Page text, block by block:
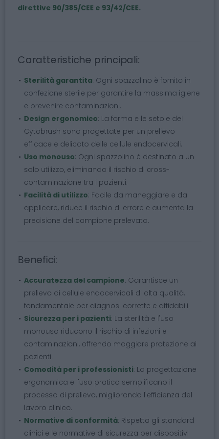
direttive 90/385/CEE e 93/42/CEE.
Caratteristiche principali:
Sterilità garantita: Ogni spazzolino è fornito in
confezione sterile per garantire la massima igiene
e prevenire contaminazioni.
Design ergonomico: La forma e le setole del
Cytobrush sono progettate per un prelievo
efficace e delicato delle cellule endocervicali.
Uso monouso: Ogni spazzolino è destinato a un
solo utilizzo, eliminando il rischio di cross-
contaminazione tra i pazienti.
Facilità di utilizzo: Facile da maneggiare e da
applicare, riduce il rischio di errore e aumenta la
precisione del campione prelevato.
Benefici:
Accuratezza del campione: Garantisce un
prelievo di cellule endocervicali di alta qualità,
fondamentale per diagnosi corrette e affidabili.
Sicurezza per i pazienti: La sterilità e l'uso
monouso riducono il rischio di infezioni e
contaminazioni, offrendo maggiore protezione ai
pazienti.
Comodità per i professionisti: La progettazione
ergonomica e l'uso pratico semplificano il
processo di prelievo, migliorando l'efficienza del
lavoro clinico.
Normative di conformità: Rispetta gli standard
clinici e le normative di sicurezza per dispositivi